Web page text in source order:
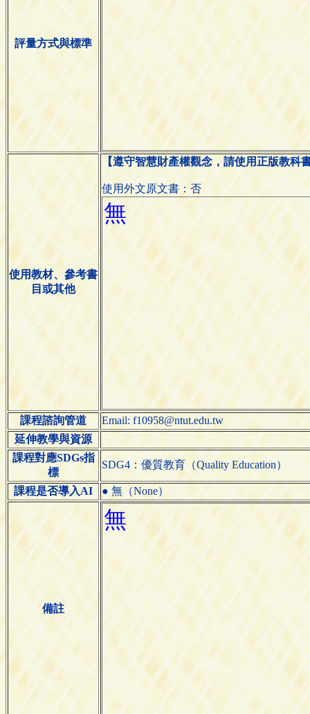
評量方式與標準
使用教材、參考書
目或其他
【遵守智慧財產權觀念，請使用正版教科
使用外文原文書：否
課程諮詢管道
Email: f10958@ntut.edu.tw
延伸教學與資源
課程對應SDGs指
標
SDG4：優質教育（Quality Education）
課程是否導入AI ● 無（None）
備註